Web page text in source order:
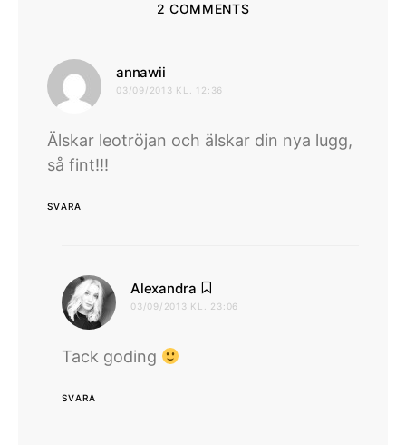
2 COMMENTS
annawii
03/09/2013 KL. 12:36
Älskar leotröjan och älskar din nya lugg,
så fint!!!
SVARA
Alexandra
03/09/2013 KL. 23:06
Tack goding
SVARA